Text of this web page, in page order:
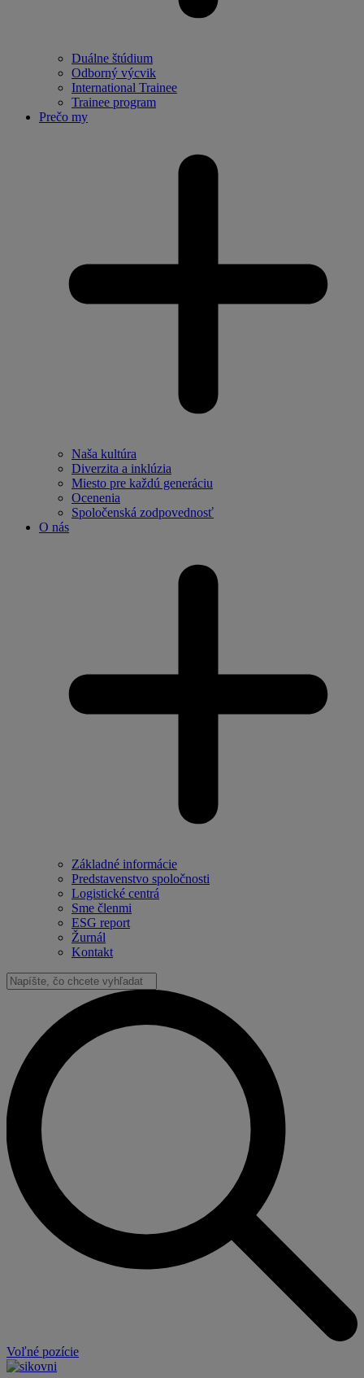
Duálne štúdium
Odborný výcvik
International Trainee
Trainee program
Prečo my
Naša kultúra
Diverzita a inklúzia
Miesto pre každú generáciu
Ocenenia
Spoločenská zodpovednosť
O nás
Základné informácie
Predstavenstvo spoločnosti
Logistické centrá
Sme členmi
ESG report
Žurnál
Kontakt
Vyhľadať:
Voľné pozície